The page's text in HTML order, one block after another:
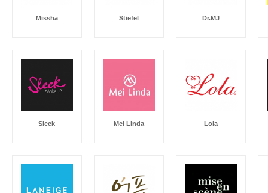
Missha Stiefel Dr.MJ
Sleek Mei Linda Lola